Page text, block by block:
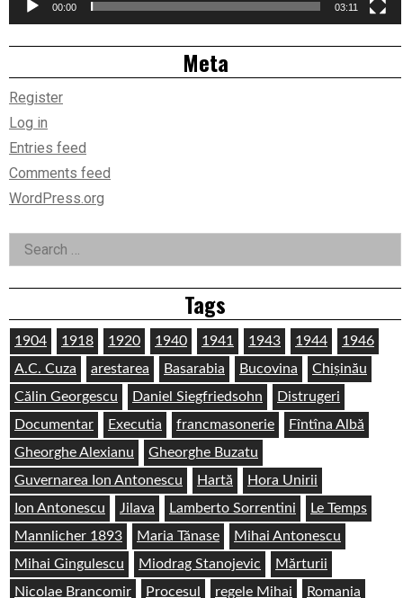
00:00 03:11
Meta
Register
Log in
Entries feed
Comments feed
WordPress.org
Search
for:
Tags
1904 1918 1920 1940 1941 1943 1944
1946
A.C. Cuza
arestarea Basarabia Bucovina
Chișinău
Călin Georgescu
Daniel Siegfriedsohn
Distrugeri
Documentar
Executia francmasonerie
Fîntîna Albă
Gheorghe Alexianu
Gheorghe Buzatu
Guvernarea Ion Antonescu
Hartă
Hora Unirii
Ion Antonescu
Jilava Lamberto Sorrentini
Le Temps
Mannlicher 1893
Maria Tănase
Mihai Antonescu
Mihai Gingulescu
Miodrag Stanojevic
Mărturii
Nicolae Brancomir
Procesul regele Mihai Romania